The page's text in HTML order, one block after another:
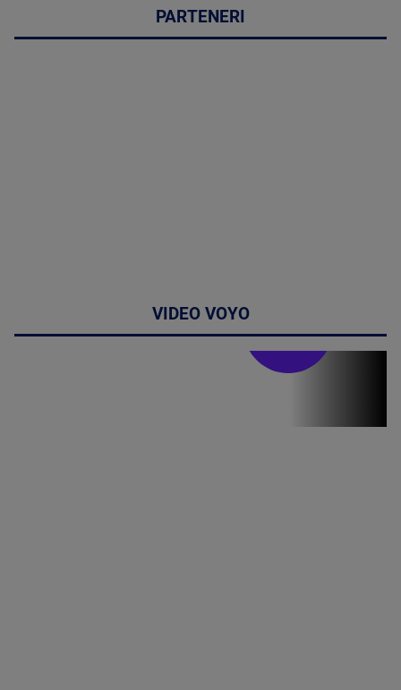
PARTENERI
VIDEO VOYO